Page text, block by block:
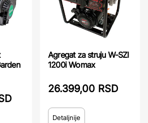
Agregat za struju W-SZI
1200i Womax
26.399,00 RSD
Detaljnije